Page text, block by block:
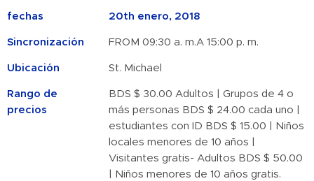
fechas 20th enero, 2018
Sincronización FROM 09:30 a. m.A 15:00 p. m.
Ubicación St. Michael
Rango de
precios
BDS $ 30.00 Adultos | Grupos de 4 o
más personas BDS $ 24.00 cada uno |
estudiantes con ID BDS $ 15.00 | Niños
locales menores de 10 años |
Visitantes gratis- Adultos BDS $ 50.00
| Niños menores de 10 años gratis.